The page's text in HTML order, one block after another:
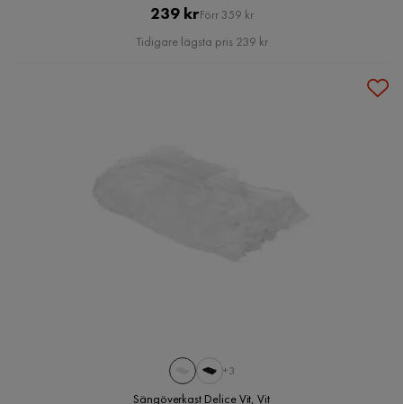
Pris
239 krOriginal
Pris
Förr 359 kr
Tidigare lägsta pris 239 kr
+3
Sängöverkast Delice Vit, Vit